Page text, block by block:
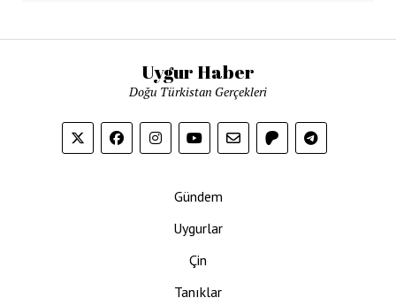
Uygur Haber
Doğu Türkistan Gerçekleri
Gündem
Uygurlar
Çin
Tanıklar